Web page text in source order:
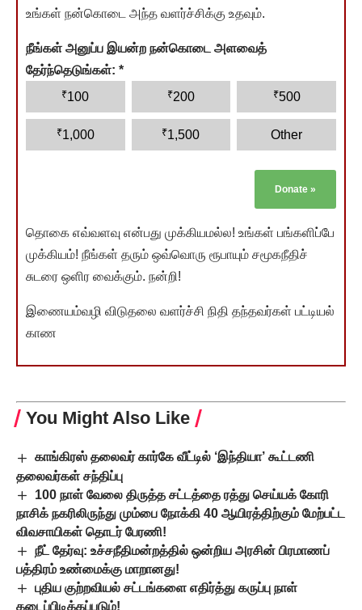
உங்கள் நன்கொடை அந்த வளர்ச்சிக்கு உதவும்.
நீங்கள் அனுப்ப இயன்ற நன்கொடை அளவைத்
தேர்ந்தெடுங்கள்: *
₹100 ₹200 ₹500
₹1,000 ₹1,500 Other
Donate »
தொகை எவ்வளவு என்பது முக்கியமல்ல! உங்கள் பங்களிப்பே
முக்கியம்! நீங்கள் தரும் ஒவ்வொரு ரூபாயும் சமூகநீதிச்
சுடரை ஒளிர வைக்கும். நன்றி!
இணையம்வழி விடுதலை வளர்ச்சி நிதி தந்தவர்கள் பட்டியல்
காண
You Might Also Like
காங்கிரஸ் தலைவர் கார்கே வீட்டில் ‘இந்தியா’ கூட்டணி
தலைவர்கள் சந்திப்பு
100 நாள் வேலை திருத்த சட்டத்தை ரத்து செய்யக் கோரி
நாசிக் நகரிலிருந்து மும்பை நோக்கி 40 ஆயிரத்திற்கும் மேற்பட்ட
விவசாயிகள் தொடர் பேரணி!
நீட் தேர்வு: உச்சநீதிமன்றத்தில் ஒன்றிய அரசின் பிரமாணப்
பத்திரம் உண்மைக்கு மாறானது!
புதிய குற்றவியல் சட்டங்களை எதிர்த்து கருப்பு நாள்
கடைப்பிடிக்கப்படும்!